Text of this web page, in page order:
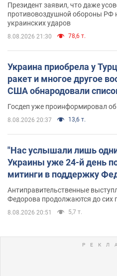
Президент заявил, что даже
противовоздушной обороны РФ
украинских ударов
8.08.2026 21:30 78,6 т.
Украина приобрела у
ракет и многое другое
США обнародовали
Госдеп уже проинформировал
8.08.2026 20:37 13,6 т.
"Нас услышали лишь
Украины уже 24-й день
митинги в поддержку
Антиправительственные
Федорова продолжаются до сих
8.08.2026 20:51 5,7 т.